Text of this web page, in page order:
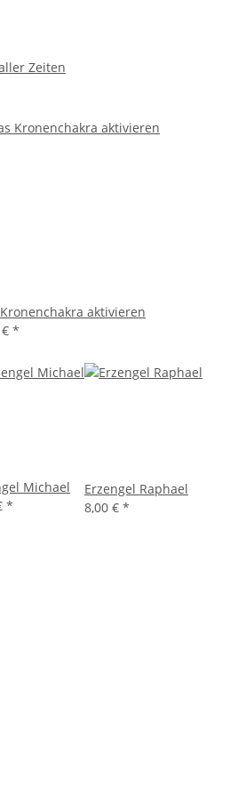
Zeiten
aktivieren
*
Michael
*
Erzengel Raphael
8,00 € *